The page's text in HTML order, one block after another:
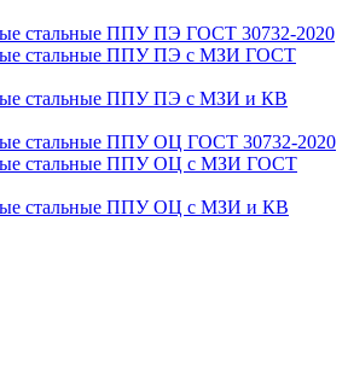
стальные ППУ ПЭ ГОСТ 30732-2020
стальные ППУ ПЭ с МЗИ ГОСТ
стальные ППУ ПЭ с МЗИ и КВ
стальные ППУ ОЦ ГОСТ 30732-2020
стальные ППУ ОЦ с МЗИ ГОСТ
стальные ППУ ОЦ с МЗИ и КВ